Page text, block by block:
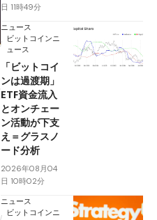
日 11時49分
ニュース
ビットコインニ
ュース
「ビットコイ
ンは過渡期」
ETF資金流入
とオンチェー
ン活動が下支
え＝グラスノ
ード分析
2026年08月04
日 10時02分
ニュース
ビットコインニ